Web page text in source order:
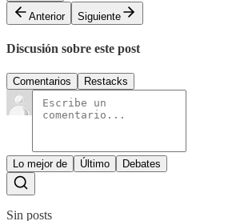
Anterior
Siguiente
Discusión sobre este post
Comentarios Restacks
Lo mejor de Último Debates
Sin posts